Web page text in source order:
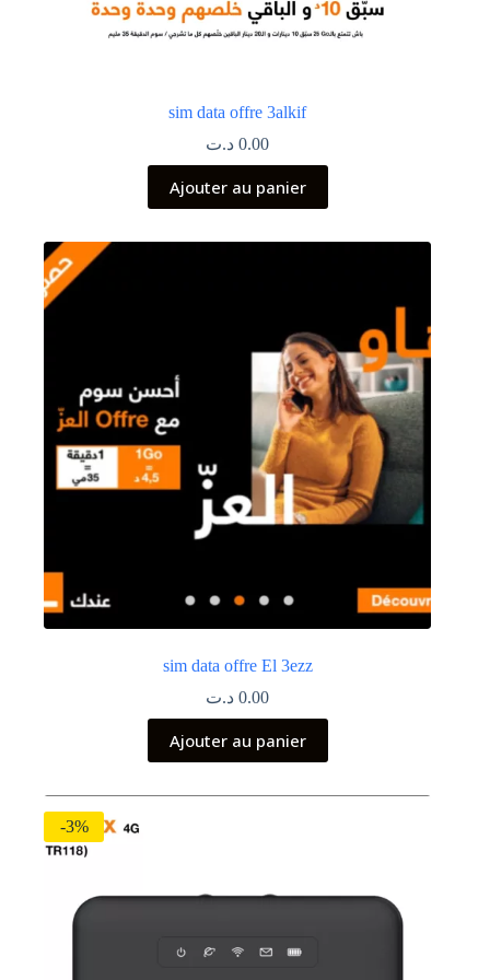
sim data offre 3alkif
0.00 د.ت
Ajouter au panier
sim data offre El 3ezz
0.00 د.ت
Ajouter au panier
-3%